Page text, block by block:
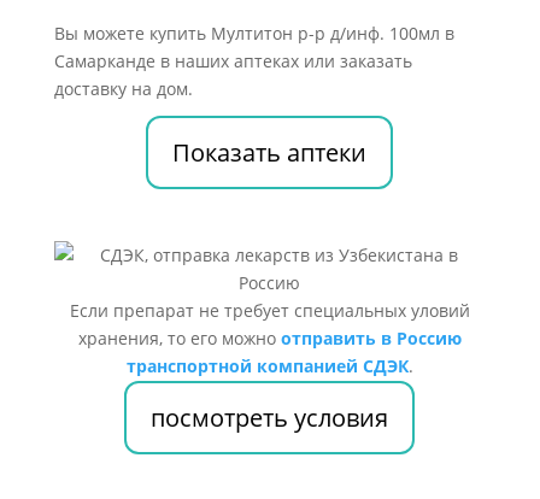
Вы можете купить Мултитон р-р д/инф. 100мл в
Самарканде в наших аптеках или заказать
доставку на дом.
Показать аптеки
Если препарат не требует специальных уловий
хранения, то его можно отправить в Россию
транспортной компанией СДЭК.
посмотреть условия